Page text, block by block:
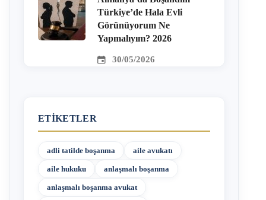
Türkiye’de Hala Evli
Görünüyorum Ne
Yapmalıyım? 2026
30/05/2026
ETIKETLER
adli tatilde boşanma aile avukatı
aile hukuku anlaşmalı boşanma
anlaşmalı boşanma avukat